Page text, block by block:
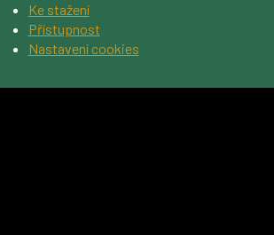
Ke stažení
Přístupnost
Nastavení cookies